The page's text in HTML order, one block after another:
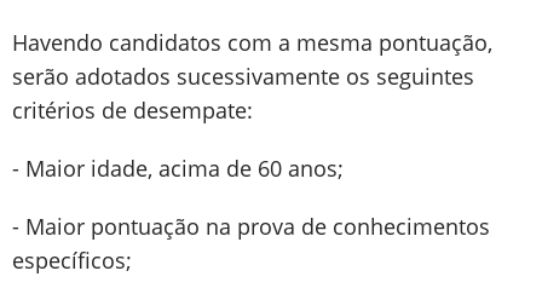
Havendo candidatos com a mesma pontuação,
serão adotados sucessivamente os seguintes
critérios de desempate:
- Maior idade, acima de 60 anos;
- Maior pontuação na prova de conhecimentos
específicos;